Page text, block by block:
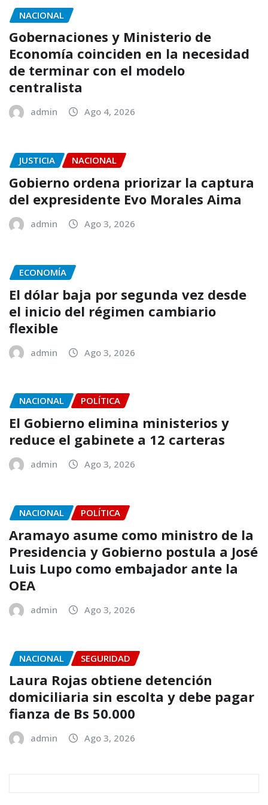
NACIONAL
Gobernaciones y Ministerio de
Economía coinciden en la necesidad
de terminar con el modelo
centralista
admin Ago 4, 2026
JUSTICIA NACIONAL
Gobierno ordena priorizar la captura
del expresidente Evo Morales Aima
admin Ago 3, 2026
ECONOMÍA
El dólar baja por segunda vez desde
el inicio del régimen cambiario
flexible
admin Ago 3, 2026
NACIONAL POLÍTICA
El Gobierno elimina ministerios y
reduce el gabinete a 12 carteras
admin Ago 3, 2026
NACIONAL POLÍTICA
Aramayo asume como ministro de la
Presidencia y Gobierno postula a José
Luis Lupo como embajador ante la
OEA
admin Ago 3, 2026
NACIONAL SEGURIDAD
Laura Rojas obtiene detención
domiciliaria sin escolta y debe pagar
fianza de Bs 50.000
admin Ago 3, 2026